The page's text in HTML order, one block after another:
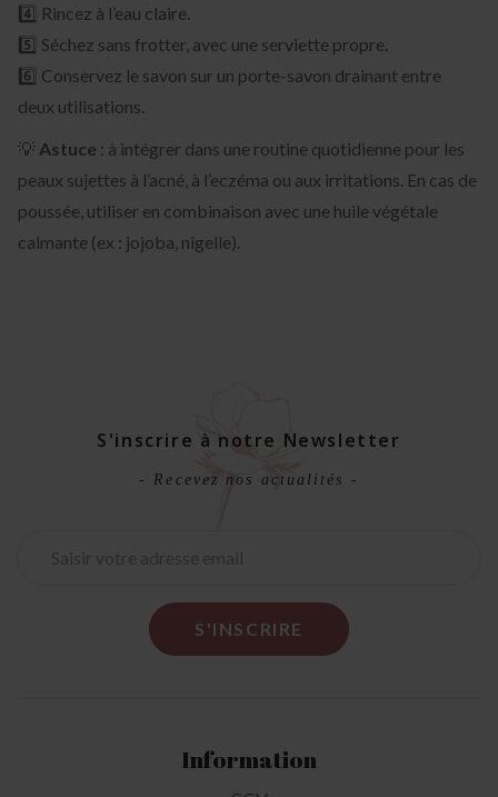
4️⃣ Rincez à l’eau claire.
5️⃣ Séchez sans frotter, avec une serviette propre.
6️⃣ Conservez le savon sur un porte-savon drainant entre
deux utilisations.
💡 Astuce : à intégrer dans une routine quotidienne pour les
peaux sujettes à l’acné, à l’eczéma ou aux irritations. En cas de
poussée, utiliser en combinaison avec une huile végétale
calmante (ex : jojoba, nigelle).
S'inscrire à notre Newsletter
- Recevez nos actualités -
Information